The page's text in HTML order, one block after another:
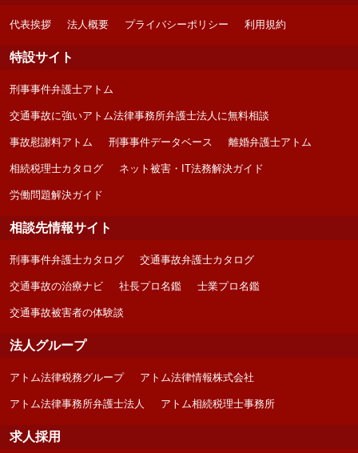
代表挨拶 法人概要 プライバシーポリシー 利用規約
特設サイト
刑事事件弁護士アトム
交通事故に強いアトム法律事務所弁護士法人に無料相談
事故慰謝料アトム 刑事事件データベース 離婚弁護士アトム
相続税理士カタログ ネット被害・IT法務解決ガイド
労働問題解決ガイド
相談先情報サイト
刑事事件弁護士カタログ 交通事故弁護士カタログ
交通事故の治療ナビ 社長プロ名鑑 士業プロ名鑑
交通事故被害者の体験談
法人グループ
アトム法律税務グループ アトム法律情報株式会社
アトム法律事務所弁護士法人 アトム相続税理士事務所
求人採用